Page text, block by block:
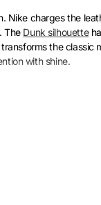
Nike charges the
The Dunk silhouette
the
with shine.
The rubber sole